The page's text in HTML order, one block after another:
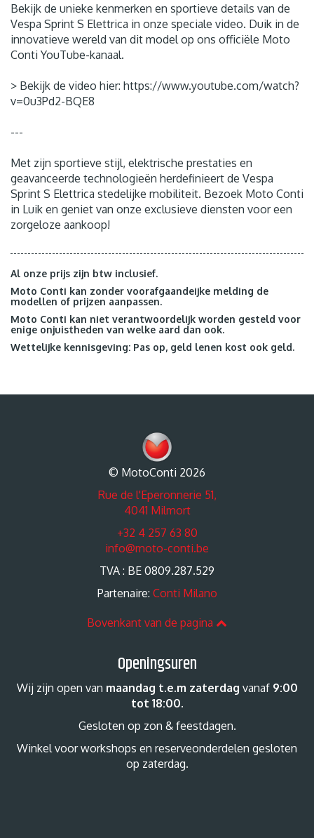
Bekijk de unieke kenmerken en sportieve details van de
Vespa Sprint S Elettrica in onze speciale video. Duik in de
innovatieve wereld van dit model op ons officiële Moto
Conti YouTube-kanaal.
> Bekijk de video hier: https://www.youtube.com/watch?
v=0u3Pd2-BQE8
---
Met zijn sportieve stijl, elektrische prestaties en
geavanceerde technologieën herdefinieert de Vespa
Sprint S Elettrica stedelijke mobiliteit. Bezoek Moto Conti
in Luik en geniet van onze exclusieve diensten voor een
zorgeloze aankoop!
Al onze prijs zijn btw inclusief.
Moto Conti kan zonder voorafgaandeijke melding de
modellen of prijzen aanpassen.
Moto Conti kan niet verantwoordelijk worden gesteld voor
enige onjuistheden van welke aard dan ook.
Wettelijke kennisgeving: Pas op, geld lenen kost ook geld.
© MotoConti 2026
Rue de l'Eperonnerie 51,
4041 Milmort
+32 4 257 63 80
info@moto-conti.be
TVA : BE 0809.287.529
Partenaire: Conti Milano
Bovenkant van de pagina
Openingsuren
Wij zijn open van maandag t.e.m zaterdag vanaf 9:00
tot 18:00.
Gesloten op zon & feestdagen.
Winkel voor workshops en reserveonderdelen gesloten
op zaterdag.